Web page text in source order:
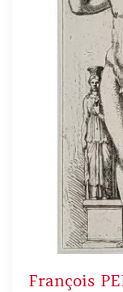
François